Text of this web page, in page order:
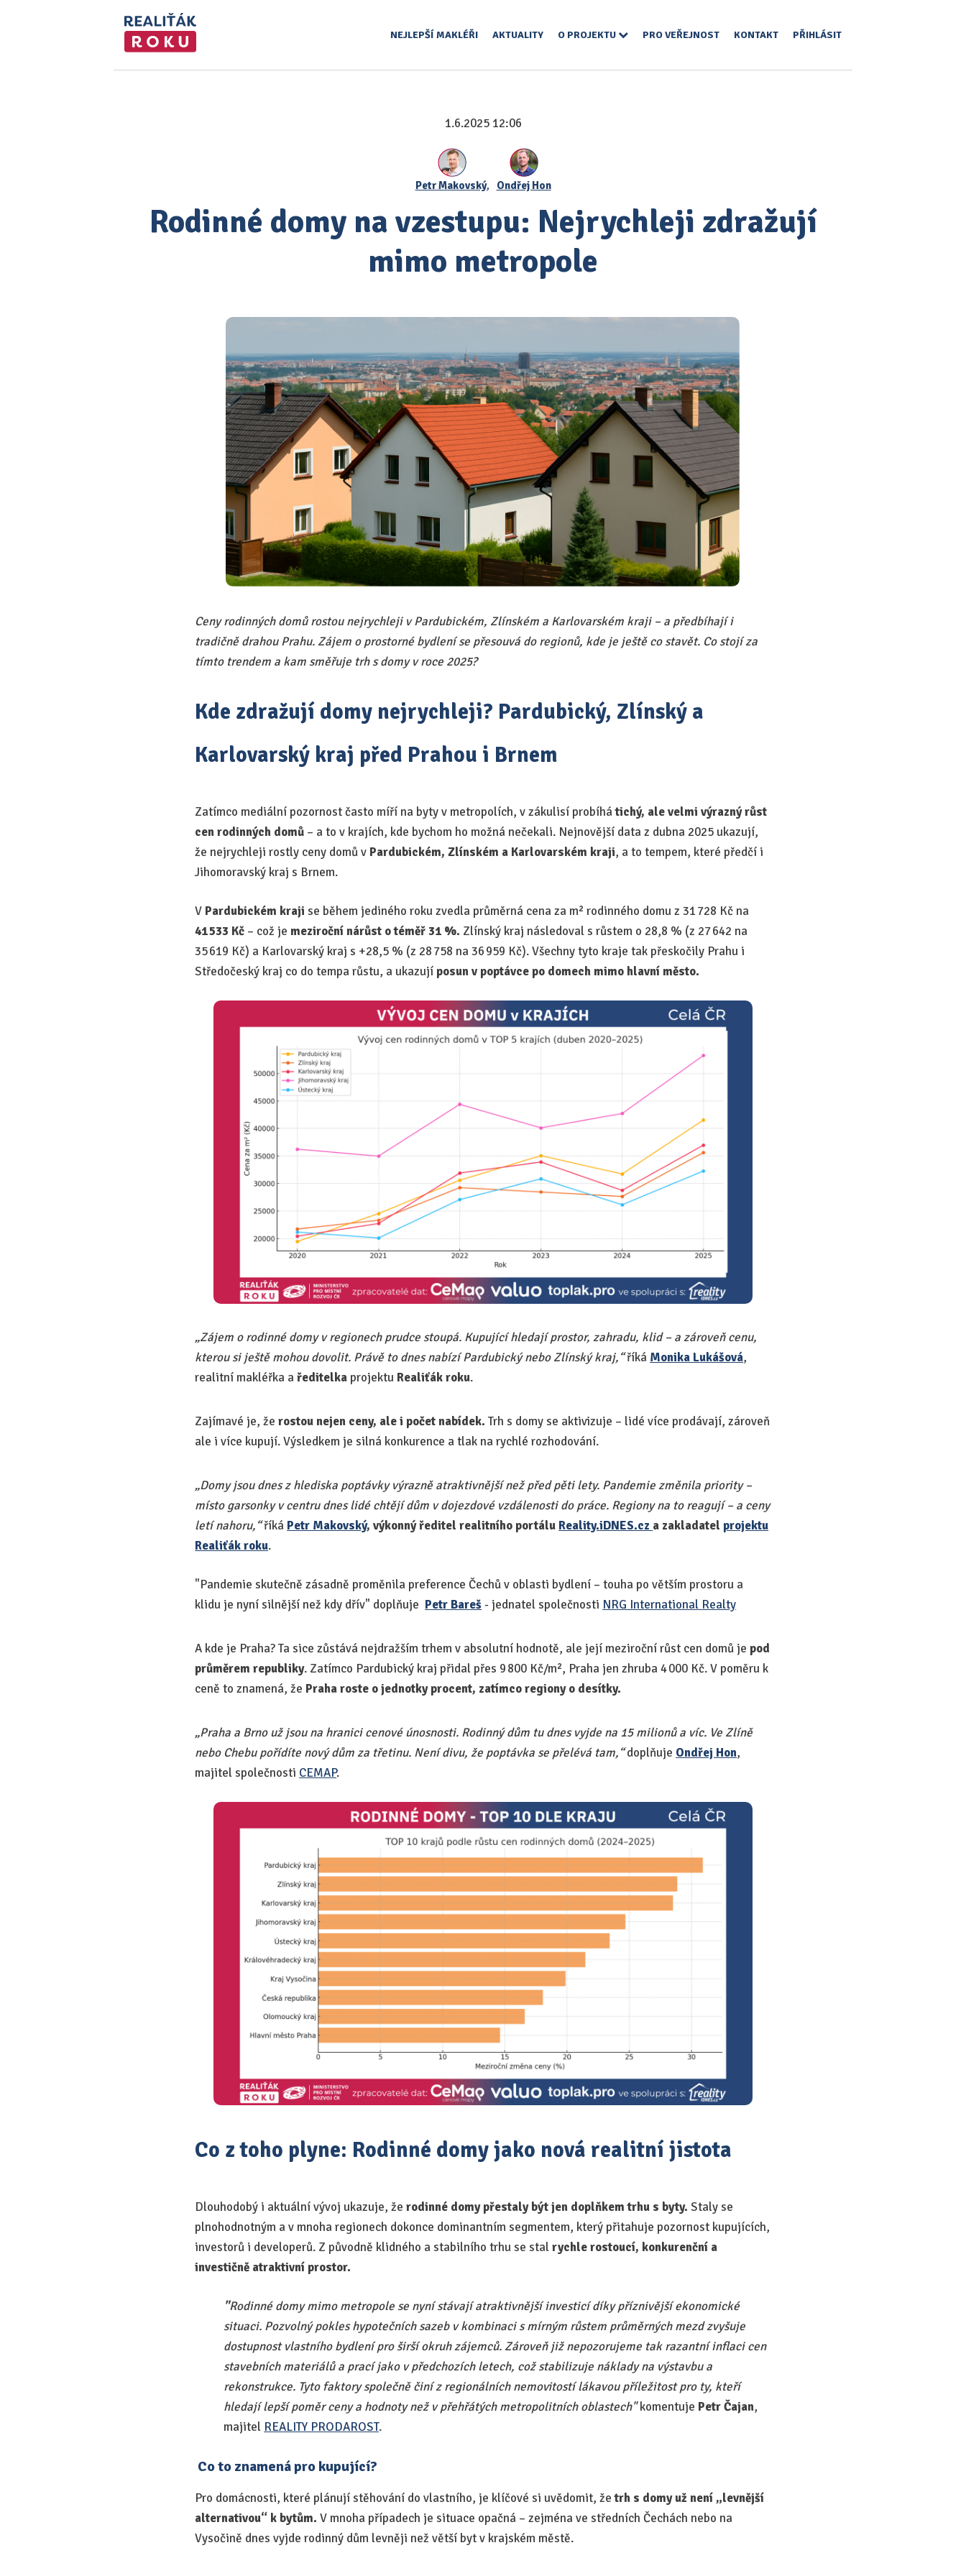
NEJLEPŠÍ MAKLÉŘI AKTUALITY O PROJEKTU PRO VEŘEJNOST KONTAKT PŘIHLÁSIT
1.6.2025 12:06
Petr Makovský, Ondřej Hon
Rodinné domy na vzestupu: Nejrychleji zdražují
mimo metropole
Ceny rodinných domů rostou nejrychleji v Pardubickém, Zlínském a Karlovarském kraji – a předbíhají i
tradičně drahou Prahu. Zájem o prostorné bydlení se přesouvá do regionů, kde je ještě co stavět. Co stojí za
tímto trendem a kam směřuje trh s domy v roce 2025?
Kde zdražují domy nejrychleji? Pardubický, Zlínský a
Karlovarský kraj před Prahou i Brnem
Zatímco mediální pozornost často míří na byty v metropolích, v zákulisí probíhátichý, ale velmi výrazný růst
cen rodinných domů – a to v krajích, kde bychom ho možná nečekali. Nejnovější data z dubna 2025 ukazují,
že nejrychleji rostly ceny domů v Pardubickém, Zlínském a Karlovarském kraji, a to tempem, které předčí i
Jihomoravský kraj s Brnem.
V Pardubickém kraji se během jediného roku zvedla průměrná cena za m² rodinného domu z 31 728 Kč na
41 533 Kč – což je meziroční nárůst o téměř 31 %. Zlínský kraj následoval s růstem o 28,8 % (z 27 642 na
35 619 Kč) a Karlovarský kraj s +28,5 % (z 28 758 na 36 959 Kč). Všechny tyto kraje tak přeskočily Prahu i
Středočeský kraj co do tempa růstu, a ukazují posun v poptávce po domech mimo hlavní město.
„Zájem o rodinné domy v regionech prudce stoupá. Kupující hledají prostor, zahradu, klid – a zároveň cenu,
kterou si ještě mohou dovolit. Právě to dnes nabízí Pardubický nebo Zlínský kraj,“říká Monika Lukášová,
realitní makléřka aředitelka projektu Realiťák roku.
Zajímavé je, žerostou nejen ceny, ale i počet nabídek. Trh s domy se aktivizuje – lidé více prodávají, zároveň
ale i více kupují. Výsledkem je silná konkurence a tlak na rychlé rozhodování.
„Domy jsou dnes z hlediska poptávky výrazně atraktivnější než před pěti lety. Pandemie změnila priority –
místo garsonky v centru dnes lidé chtějí dům v dojezdové vzdálenosti do práce. Regiony na to reagují – a ceny
letí nahoru,“říká Petr Makovský, výkonný ředitel realitního portálu Reality.iDNES.cz a zakladatel projektu
Realiťák roku.
"Pandemie skutečně zásadně proměnila preference Čechů v oblasti bydlení – touha po větším prostoru a
klidu je nyní silnější než kdy dřív" doplňuje Petr Bareš- jednatel společnosti NRG International Realty
A kde je Praha? Ta sice zůstává nejdražším trhem v absolutní hodnotě, ale její meziroční růst cen domů je pod
průměrem republiky. Zatímco Pardubický kraj přidal přes 9 800 Kč/m², Praha jen zhruba 4 000 Kč. V poměru k
ceně to znamená, že Praha roste o jednotky procent, zatímco regiony o desítky.
„Praha a Brno už jsou na hranici cenové únosnosti. Rodinný dům tu dnes vyjde na 15 milionů a víc. Ve Zlíně
nebo Chebu pořídíte nový dům za třetinu. Není divu, že poptávka se přelévá tam,“doplňuje Ondřej Hon,
majitel společnosti CEMAP.
Co z toho plyne: Rodinné domy jako nová realitní jistota
Dlouhodobý i aktuální vývoj ukazuje, žerodinné domy přestaly být jen doplňkem trhu s byty. Staly se
plnohodnotným a v mnoha regionech dokonce dominantním segmentem, který přitahuje pozornost kupujících,
investorů i developerů. Z původně klidného a stabilního trhu se stalrychle rostoucí, konkurenční a
investičně atraktivní prostor.
"Rodinné domy mimo metropole se nyní stávají atraktivnější investicí díky příznivější ekonomické
situaci. Pozvolný pokles hypotečních sazeb v kombinaci s mírným růstem průměrných mezd zvyšuje
dostupnost vlastního bydlení pro širší okruh zájemců. Zároveň již nepozorujeme tak razantní inflaci cen
stavebních materiálů a prací jako v předchozích letech, což stabilizuje náklady na výstavbu a
rekonstrukce. Tyto faktory společně činí z regionálních nemovitostí lákavou příležitost pro ty, kteří
hledají lepší poměr ceny a hodnoty než v přehřátých metropolitních oblastech"komentuje Petr Čajan,
majitel REALITY PRODAROST.
Co to znamená pro kupující?
Pro domácnosti, které plánují stěhování do vlastního, je klíčové si uvědomit, žetrh s domy už není „levnější
alternativou“ k bytům. V mnoha případech je situace opačná – zejména ve středních Čechách nebo na
Vysočině dnes vyjde rodinný dům levněji než větší byt v krajském městě.